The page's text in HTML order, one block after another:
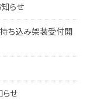
らせ
ち込み架装受付開
らせ